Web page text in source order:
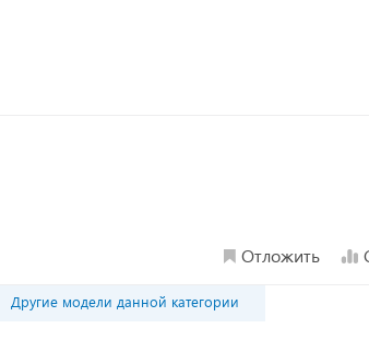
Отложить
Другие модели данной категории